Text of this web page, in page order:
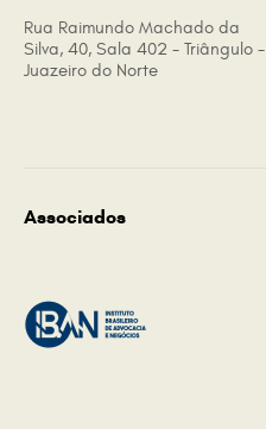
Rua Raimundo Machado da
Silva, 40, Sala 402 - Triângulo -
Juazeiro do Norte
Associados